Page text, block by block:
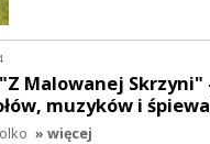
"Z Malowanej
muzyków i
» więcej